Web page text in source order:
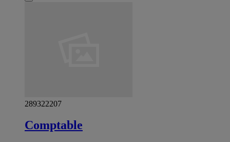
289322207
Comptable